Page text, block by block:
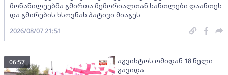
მონაწილეებმა გმირთა მემორიალთან სანთლები დაანთეს
და გმირების ხსოვნას პატივი მიაგეს
2026/08/07 21:51
აგვისტოს ომიდან 18 წელი
გავიდა
06:57